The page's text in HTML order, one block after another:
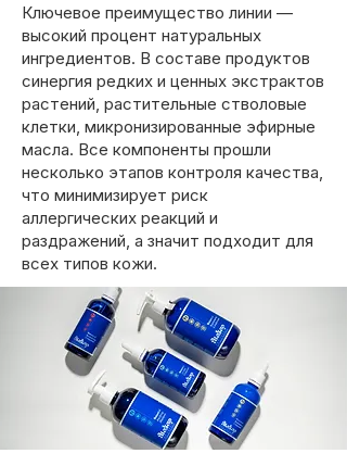
Ключевое преимущество линии —
высокий процент натуральных
ингредиентов. В составе продуктов
синергия редких и ценных экстрактов
растений, растительные стволовые
клетки, микронизированные эфирные
масла. Все компоненты прошли
несколько этапов контроля качества,
что минимизирует риск
аллергических реакций и
раздражений, а значит подходит для
всех типов кожи.